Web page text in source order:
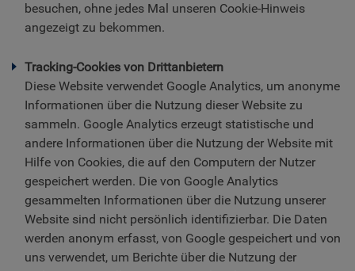
besuchen, ohne jedes Mal unseren Cookie-Hinweis
angezeigt zu bekommen.
Tracking-Cookies von Drittanbietern
Diese Website verwendet Google Analytics, um anonyme
Informationen über die Nutzung dieser Website zu
sammeln. Google Analytics erzeugt statistische und
andere Informationen über die Nutzung der Website mit
Hilfe von Cookies, die auf den Computern der Nutzer
gespeichert werden. Die von Google Analytics
gesammelten Informationen über die Nutzung unserer
Website sind nicht persönlich identifizierbar. Die Daten
werden anonym erfasst, von Google gespeichert und von
uns verwendet, um Berichte über die Nutzung der